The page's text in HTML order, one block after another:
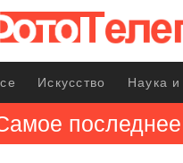
Искусство Наука и
последнее